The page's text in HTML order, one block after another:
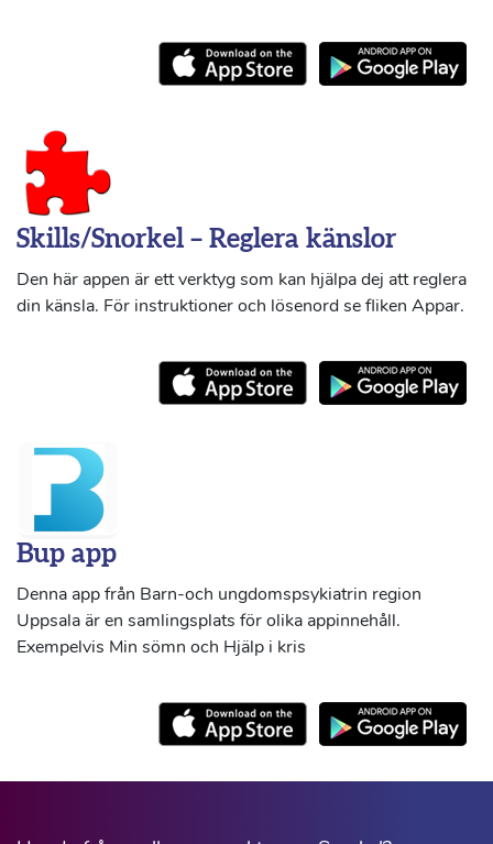
Skills/Snorkel – Reglera känslor
Den här appen är ett verktyg som kan hjälpa dej att reglera
din känsla. För instruktioner och lösenord se fliken Appar.
Bup app
Denna app från Barn-och ungdomspsykiatrin region
Uppsala är en samlingsplats för olika appinnehåll.
Exempelvis Min sömn och Hjälp i kris